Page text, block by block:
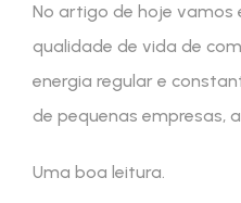
No artigo de hoje
qualidade de vida de
energia regular e
de pequenas empresas,
Uma boa leitura.